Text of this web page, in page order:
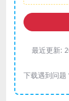
最近更新:
下载遇到问题